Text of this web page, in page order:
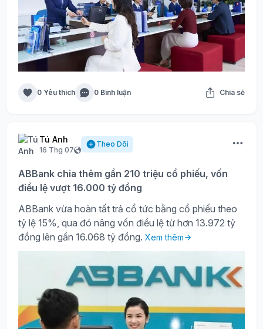
0 Yêu thích 0 Bình luận Chia sẻ
Tú Anh
16 Thg 07
Theo Dõi
ABBank chia thêm gần 210 triệu cổ phiếu, vốn
điều lệ vượt 16.000 tỷ đồng
ABBank vừa hoàn tất trả cổ tức bằng cổ phiếu theo
tỷ lệ 15%, qua đó nâng vốn điều lệ từ hơn 13.972 tỷ
đồng lên gần 16.068 tỷ đồng. Xem thêm